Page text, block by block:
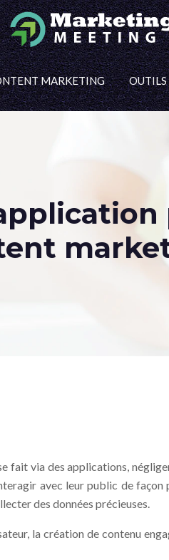
MARKETING
fait via des applications,
avec leur public de
des données précieuses.
la création de contenu